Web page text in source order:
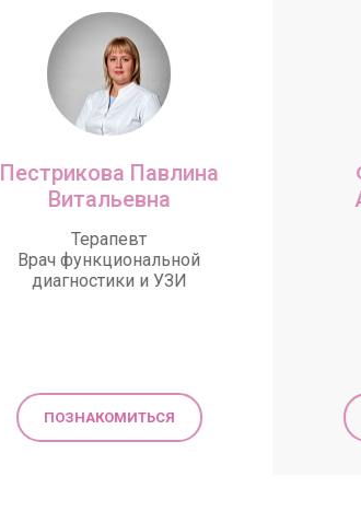
Пестрикова Павлина
Витальевна
Терапевт
Врач функциональной
диагностики и УЗИ
ПОЗНАКОМИТЬСЯ